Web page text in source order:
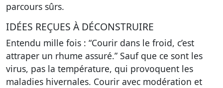
parcours sûrs.
IDÉES REÇUES À DÉCONSTRUIRE
Entendu mille fois : “Courir dans le froid, c’est
attraper un rhume assuré.” Sauf que ce sont les
virus, pas la température, qui provoquent les
maladies hivernales. Courir avec modération et